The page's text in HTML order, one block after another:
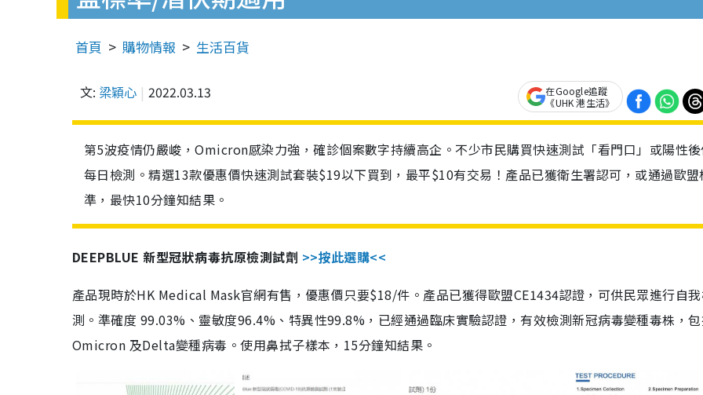
首頁 購物情報 生活百貨
文: 梁穎心 2022.03.13
在Google追蹤
《UHK 港生活》
第5波疫情仍嚴峻，Omicron感染力強，確診個案數字持續高企。不少市民購買快速測試「看門口」或陽性
每日檢測。精選13款優惠價快速測試套裝$19以下買到，最平$10有交易！產品已獲衛生署認可，或通過歐盟
準，最快10分鐘知結果。
DEEPBLUE 新型冠狀病毒抗原檢測試劑 >>按此選購<<
產品現時於HK Medical Mask官網有售，優惠價只要$18/件。產品已獲得歐盟CE1434認證，可供民眾進行自
測。準確度 99.03%、靈敏度96.4%、特異性99.8%，已經通過臨床實驗認證，有效檢測新冠病毒變種毒株，
Omicron 及Delta變種病毒。使用鼻拭子樣本，15分鐘知結果。